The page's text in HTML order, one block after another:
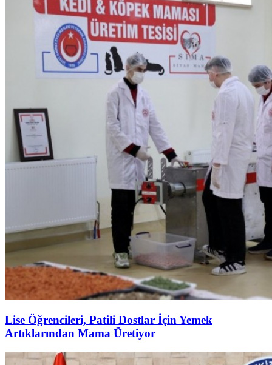
Lise Öğrencileri, Patili Dostlar İçin Yemek
Artıklarından Mama Üretiyor